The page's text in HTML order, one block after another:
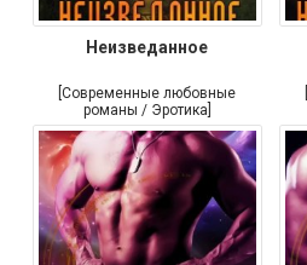
Неизведанное
[Современные любовные
романы / Эротика]